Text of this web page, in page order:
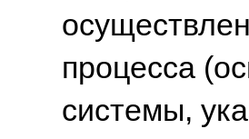
процесса
системы,